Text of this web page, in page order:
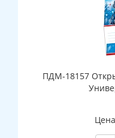
ПДМ-18157